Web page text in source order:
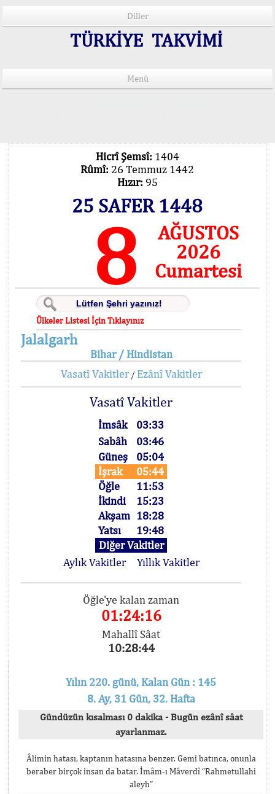
Diller
TÜRKİYE TAKVİMİ
Menü
Hicrî Şemsî: 1404
Rûmî: 26 Temmuz 1442
Hızır: 95
25 SAFER 1448
8
AĞUSTOS
2026
Cumartesi
Ülkeler Listesi İçin Tıklayınız
Jalalgarh
Bihar / Hindistan
Vasatî Vakitler/ Ezânî Vakitler
Vasatî Vakitler
İmsâk
03:33
Sabâh
03:46
Güneş
05:04
İşrak
05:44
Öğle
11:53
İkindi
15:23
Akşam 18:28
Yatsı
19:48
Diğer Vakitler
Aylık Vakitler
Yıllık Vakitler
Öğle'ye kalan zaman
01:24:16
Mahallî Sâat
10:28:44
Yılın 220. günü, Kalan Gün : 145
8. Ay, 31 Gün, 32. Hafta
Gündüzün kısalması 0 dakika - Bugün ezânî sâat
ayarlanmaz.
Âlimin hatası, kaptanın hatasına benzer. Gemi batınca, onunla
beraber birçok insan da batar. İmâm-ı Mâverdî “Rahmetullahi
aleyh”